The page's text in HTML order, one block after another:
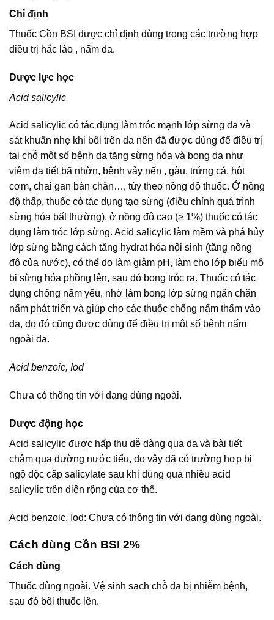
Chỉ định
Thuốc Cồn BSI được chỉ định dùng trong các trường hợp
điều trị hắc lào , nấm da.
Dược lực học
Acid salicylic
Acid salicylic có tác dụng làm tróc mạnh lớp sừng da và
sát khuẩn nhẹ khi bôi trên da nên đã được dùng để điều trị
tại chỗ một số bệnh da tăng sừng hóa và bong da như
viêm da tiết bã nhờn, bệnh vảy nến , gàu, trứng cá, hột
cơm, chai gan bàn chân…, tùy theo nồng độ thuốc. Ở nồng
độ thấp, thuốc có tác dụng tạo sừng (điều chỉnh quá trình
sừng hóa bất thường), ở nồng độ cao (≥ 1%) thuốc có tác
dụng làm tróc lớp sừng. Acid salicylic làm mềm và phá hủy
lớp sừng bằng cách tăng hydrat hóa nội sinh (tăng nồng
độ của nước), có thể do làm giảm pH, làm cho lớp biểu mô
bị sừng hóa phồng lên, sau đó bong tróc ra. Thuốc có tác
dụng chống nấm yếu, nhờ làm bong lớp sừng ngăn chặn
nấm phát triển và giúp cho các thuốc chống nấm thấm vào
da, do đó cũng được dùng để điều trị một số bệnh nấm
ngoài da.
Acid benzoic, Iod
Chưa có thông tin với dạng dùng ngoài.
Dược động học
Acid salicylic được hấp thu dễ dàng qua da và bài tiết
chậm qua đường nước tiểu, do vậy đã có trường hợp bị
ngộ độc cấp salicylate sau khi dùng quá nhiều acid
salicylic trên diện rộng của cơ thể.
Acid benzoic, Iod: Chưa có thông tin với dạng dùng ngoài.
Cách dùng Cồn BSI 2%
Cách dùng
Thuốc dùng ngoài. Vệ sinh sạch chỗ da bị nhiễm bệnh,
sau đó bôi thuốc lên.